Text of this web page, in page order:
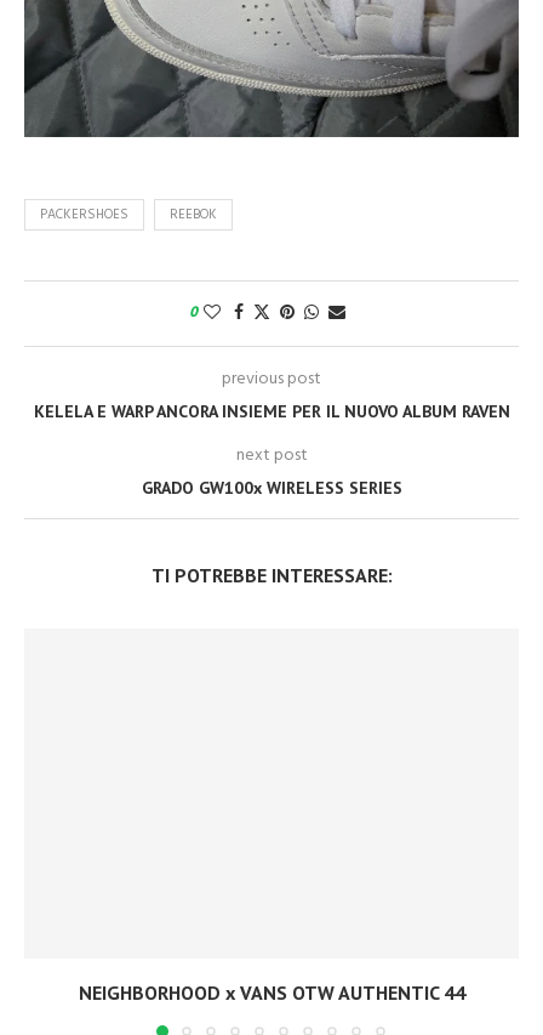
PACKERSHOES REEBOK
0
previous post
KELELA E WARP ANCORA INSIEME PER IL NUOVO ALBUM RAVEN
next post
GRADO GW100x WIRELESS SERIES
TI POTREBBE INTERESSARE:
NEIGHBORHOOD x VANS OTW AUTHENTIC 44